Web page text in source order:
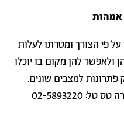
אמהות
פי הצורך ומטרתו לעלות
ולאפשר להן מקום בו יוכלו
פתרונות למצבים שונים.
למידע ולשאלות ניתן לפנות לליאורה טס טל: 02-5893220